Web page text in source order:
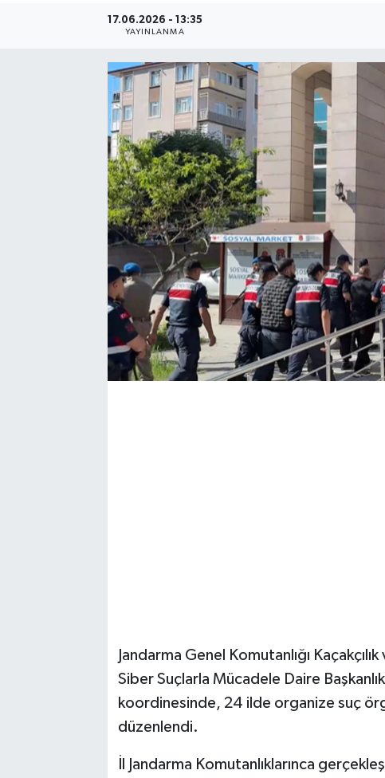
17.06.2026 - 13:35
YAYINLANMA
Jandarma Genel Komutanlığı
Siber Suçlarla Mücadele Daire
koordinesinde, 24 ilde organize suç
düzenlendi.
İl Jandarma Komutanlıklarınca